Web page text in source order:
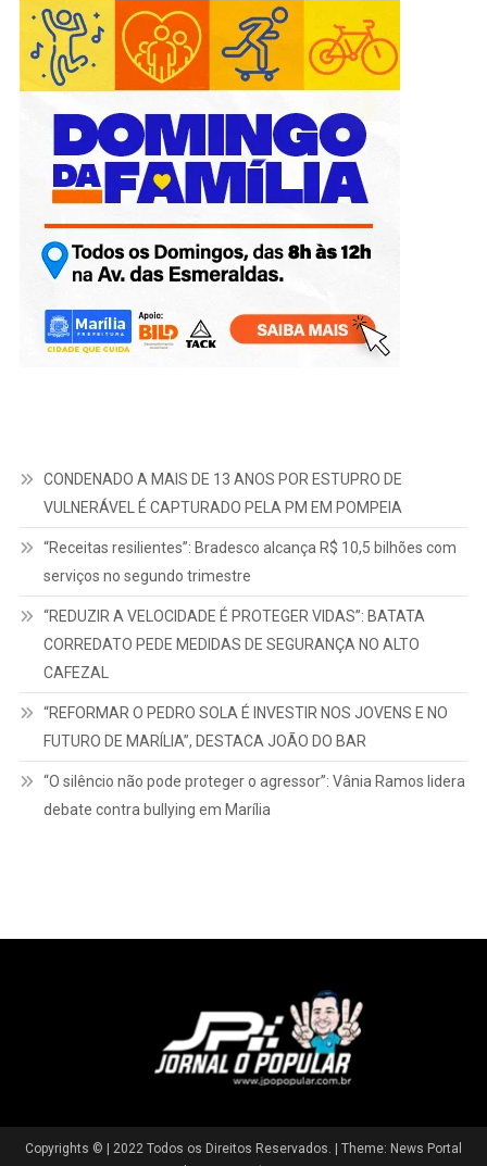
CONDENADO A MAIS DE 13 ANOS POR ESTUPRO DE
VULNERÁVEL É CAPTURADO PELA PM EM POMPEIA
“Receitas resilientes”: Bradesco alcança R$ 10,5 bilhões com
serviços no segundo trimestre
“REDUZIR A VELOCIDADE É PROTEGER VIDAS”: BATATA
CORREDATO PEDE MEDIDAS DE SEGURANÇA NO ALTO
CAFEZAL
“REFORMAR O PEDRO SOLA É INVESTIR NOS JOVENS E NO
FUTURO DE MARÍLIA”, DESTACA JOÃO DO BAR
“O silêncio não pode proteger o agressor”: Vânia Ramos lidera
debate contra bullying em Marília
Copyrights © | 2022 Todos os Direitos Reservados. | Theme: News Portal